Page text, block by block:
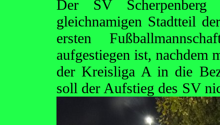
Der SV
gleichnamigen Stadtteil
ersten
aufgestiegen ist, nachdem
der Kreisliga A in die
soll der Aufstieg des SV